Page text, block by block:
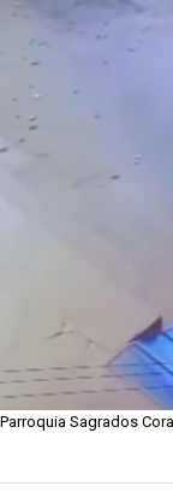
Parroquia Sagrados